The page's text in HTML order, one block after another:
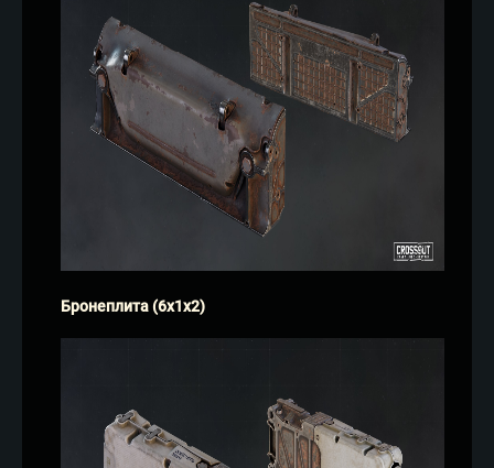
Бронеплита (6х1х2)